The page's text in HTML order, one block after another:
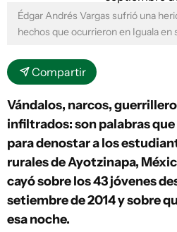
Édgar Andrés Vargas sufrió una
hechos que ocurrieron en Iguala en
Compartir
Vándalos, narcos,
infiltrados: son palabras que
para denostar a los
rurales de Ayotzinapa,
cayó sobre los 43 jóvenes
setiembre de 2014 y sobre
esa noche.